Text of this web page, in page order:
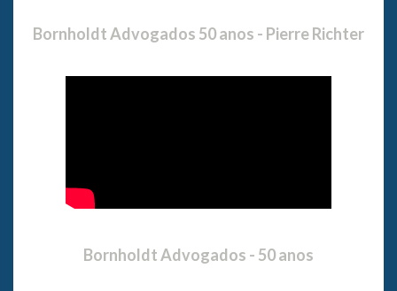
Bornholdt Advogados 50 anos - Pierre Richter
Bornholdt Advogados - 50 anos